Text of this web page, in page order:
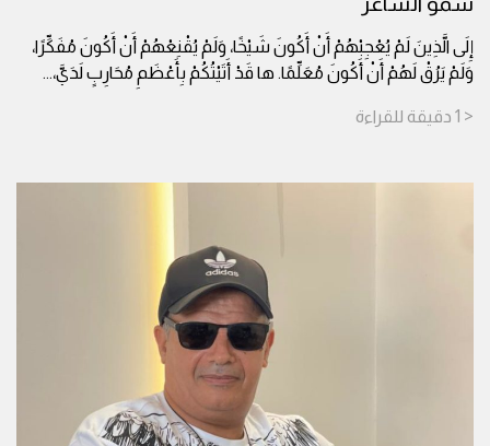
إِلَى الَّذِينَ لَمْ يُعْجِبْهُمْ أَنْ أَكُونَ شَيْخًا، وَلَمْ يُقْنِعْهُمْ أَنْ أَكُونَ مُفَكِّرًا،
وَلَمْ يَرُقْ لَهُمْ أَنْ أَكُونَ مُعَلِّمًا. ها قَدْ أَتَيْتُكُمْ بِأَعْظَمِ مُحَارِبٍ لَدَيَّ،...
< 1 دقيقة للقراءة